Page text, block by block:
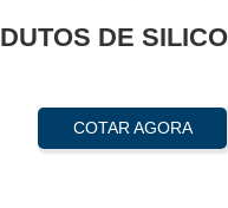
DUTOS DE
COTAR AGORA